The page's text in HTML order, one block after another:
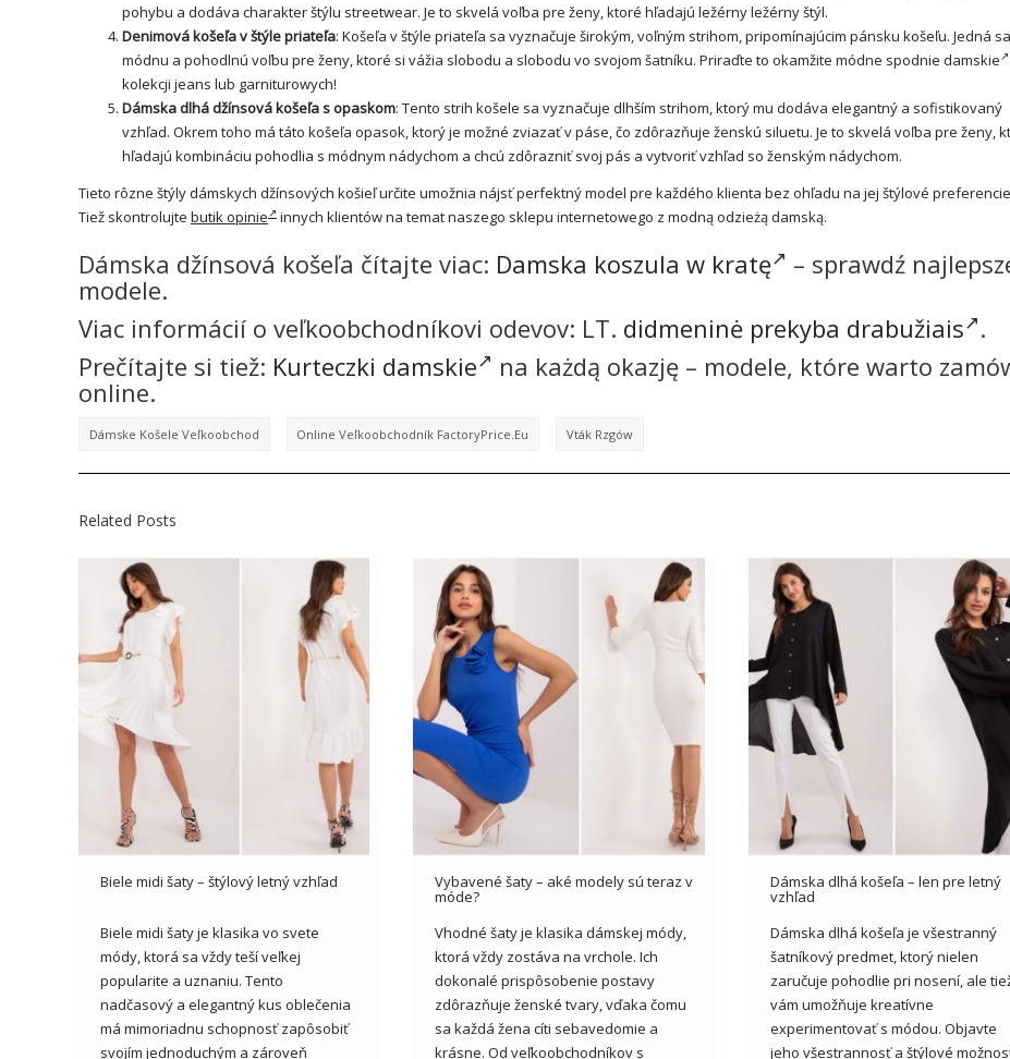
pohybu a dodáva charakter štýlu streetwear. Je to skvelá voľba pre ženy, ktoré hľadajú ležérny ležérny štýl.
Denimová košeľa v štýle priateľa: Košeľa v štýle priateľa sa vyznačuje širokým, voľným strihom, pripomínajúcim pánsku košeľu. Jedná
módnu a pohodlnú voľbu pre ženy, ktoré si vážia slobodu a slobodu vo svojom šatníku. Priraďte to okamžite módne spodnie damskie
kolekcji jeans lub garniturowych!
Dámska dlhá džínsová košeľa s opaskom: Tento strih košele sa vyznačuje dlhším strihom, ktorý mu dodáva elegantný a sofistikovaný
vzhľad. Okrem toho má táto košeľa opasok, ktorý je možné zviazať v páse, čo zdôrazňuje ženskú siluetu. Je to skvelá voľba pre ženy,
hľadajú kombináciu pohodlia s módnym nádychom a chcú zdôrazniť svoj pás a vytvoriť vzhľad so ženským nádychom.
Tieto rôzne štýly dámskych džínsových košieľ určite umožnia nájsť perfektný model pre každého klienta bez ohľadu na jej štýlové
Tiež skontrolujte butik opinie innych klientów na temat naszego sklepu internetowego z modną odzieżą damską.
Dámska džínsová košeľa čítajte viac: Damska koszula w kratę
– sprawdź
modele.
Viac informácií o veľkoobchodníkovi odevov: LT. didmeninė prekyba drabužiais .
Prečítajte si tiež: Kurteczki damskie
na każdą okazję – modele, które warto
online.
Dámske Košele Veľkoobchod Online Veľkoobchodník FactoryPrice.eu Vták Rzgów
Related Posts
Biele midi šaty – štýlový letný vzhľad
Biele midi šaty je klasika vo svete
módy, ktorá sa vždy teší veľkej
popularite a uznaniu. Tento
nadčasový a elegantný kus oblečenia
má mimoriadnu schopnosť zapôsobiť
svojím jednoduchým a zároveň
Vybavené šaty – aké modely sú teraz v
móde?
Vhodné šaty je klasika dámskej módy,
ktorá vždy zostáva na vrchole. Ich
dokonalé prispôsobenie postavy
zdôrazňuje ženské tvary, vďaka čomu
sa každá žena cíti sebavedomie a
krásne. Od veľkoobchodníkov s
Dámska dlhá košeľa – len pre letný
vzhľad
Dámska dlhá košeľa je všestranný
šatníkový predmet, ktorý nielen
zaručuje pohodlie pri nosení, ale
vám umožňuje kreatívne
experimentovať s módou. Objavte
jeho všestrannosť a štýlové